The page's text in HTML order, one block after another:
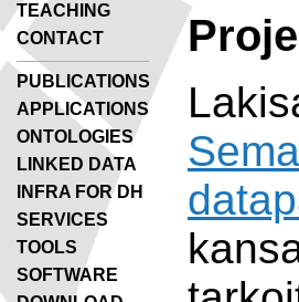
TEACHING
CONTACT
PUBLICATIONS
APPLICATIONS
ONTOLOGIES
LINKED DATA
INFRA FOR DH
SERVICES
TOOLS
SOFTWARE